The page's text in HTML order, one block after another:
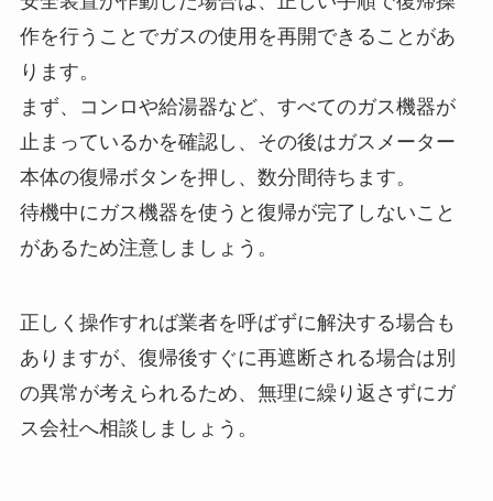
作を行うことでガスの使用を再開できることがあ
ります。
まず、コンロや給湯器など、すべてのガス機器が
止まっているかを確認し、その後はガスメーター
本体の復帰ボタンを押し、数分間待ちます。
待機中にガス機器を使うと復帰が完了しないこと
があるため注意しましょう。
正しく操作すれば業者を呼ばずに解決する場合も
ありますが、復帰後すぐに再遮断される場合は別
の異常が考えられるため、無理に繰り返さずにガ
ス会社へ相談しましょう。